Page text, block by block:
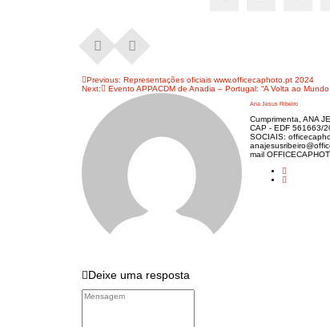
Navegação
de
artigos
Previous: Representações oficiais www.officecaphoto.pt 2024
Next:
Evento APPACDM de Anadia – Portugal: “A Volta ao
Ana Jesus Ribeiro
Cumprimenta, ANA
CAP - EDF 561663/
SOCIAIS:
mail
Deixe uma resposta